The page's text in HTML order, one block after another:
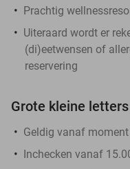
Prachtig
Uiteraard wordt er
(di)eetwensen of
reservering
Grote kleine letters
Geldig vanaf
Inchecken vanaf